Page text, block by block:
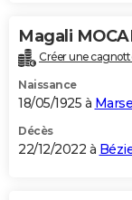
Magali
Créer une
Naissance
18/05/1925 à
Décès
22/12/2022 à